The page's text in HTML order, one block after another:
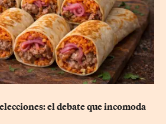
el debate que incomoda